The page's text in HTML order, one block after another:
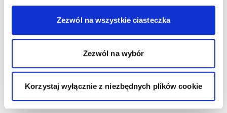
Zezwól na wszystkie ciasteczka
Zezwól na wybór
Korzystaj wyłącznie z niezbędnych plików cookie